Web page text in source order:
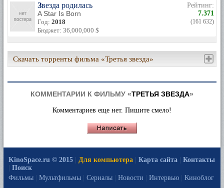
Звезда родилась
A Star Is Born
Год: 2018
Бюджет: 36,000,000 $
Рейтинг:
7.371
(161 632)
Скачать торренты фильма «Третья звезда»
КОММЕНТАРИИ К ФИЛЬМУ «ТРЕТЬЯ ЗВЕЗДА»
Комментариев еще нет. Пишите смело!
KinoSpace.ru © 2015 | Для компьютера | Карта сайта | Контакты
| Поиск
Фильмы
Мультфильмы Сериалы Новости Интервью Киноблог